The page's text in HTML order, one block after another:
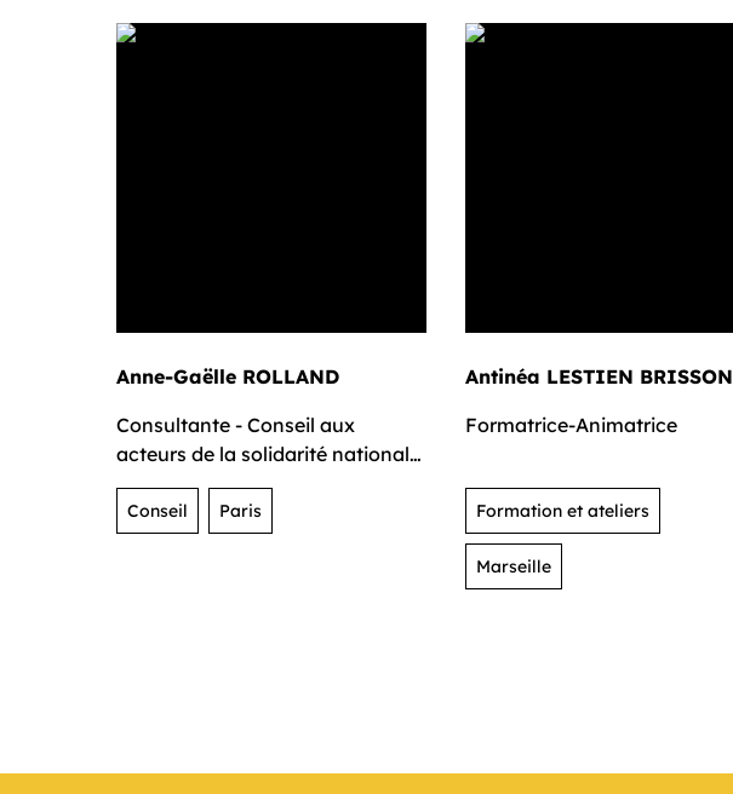
Anne-Gaëlle ROLLAND
Consultante - Conseil aux
acteurs de la solidarité nationale
et internationale
Conseil Paris
Antinéa LESTIEN BRISSON
Formatrice-Animatrice
Formation et ateliers
Marseille